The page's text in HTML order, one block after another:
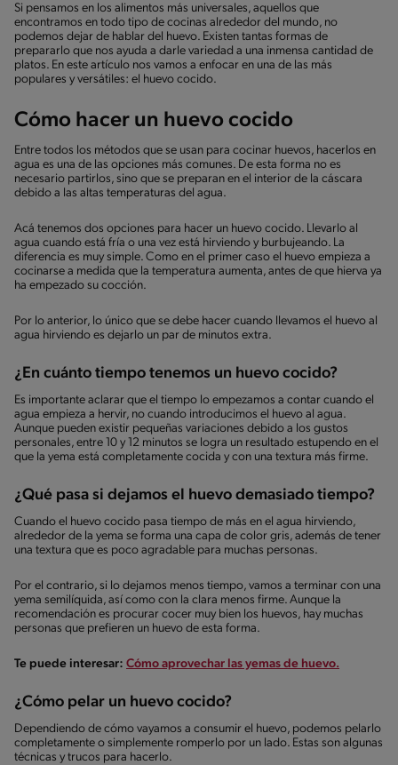
Si pensamos en los alimentos más universales, aquellos que
encontramos en todo tipo de cocinas alrededor del mundo, no
podemos dejar de hablar del huevo. Existen tantas formas de
prepararlo que nos ayuda a darle variedad a una inmensa cantidad de
platos. En este artículo nos vamos a enfocar en una de las más
populares y versátiles: el huevo cocido.
Cómo hacer un huevo cocido
Entre todos los métodos que se usan para cocinar huevos, hacerlos en
agua es una de las opciones más comunes. De esta forma no es
necesario partirlos, sino que se preparan en el interior de la cáscara
debido a las altas temperaturas del agua.
Acá tenemos dos opciones para hacer un huevo cocido. Llevarlo al
agua cuando está fría o una vez está hirviendo y burbujeando. La
diferencia es muy simple. Como en el primer caso el huevo empieza a
cocinarse a medida que la temperatura aumenta, antes de que hierva ya
ha empezado su cocción.
Por lo anterior, lo único que se debe hacer cuando llevamos el huevo al
agua hirviendo es dejarlo un par de minutos extra.
¿En cuánto tiempo tenemos un huevo cocido?
Es importante aclarar que el tiempo lo empezamos a contar cuando el
agua empieza a hervir, no cuando introducimos el huevo al agua.
Aunque pueden existir pequeñas variaciones debido a los gustos
personales, entre 10 y 12 minutos se logra un resultado estupendo en el
que la yema está completamente cocida y con una textura más firme.
¿Qué pasa si dejamos el huevo demasiado tiempo?
Cuando el huevo cocido pasa tiempo de más en el agua hirviendo,
alrededor de la yema se forma una capa de color gris, además de tener
una textura que es poco agradable para muchas personas.
Por el contrario, si lo dejamos menos tiempo, vamos a terminar con una
yema semilíquida, así como con la clara menos firme. Aunque la
recomendación es procurar cocer muy bien los huevos, hay muchas
personas que prefieren un huevo de esta forma.
Te puede interesar: Cómo aprovechar las yemas de huevo.
¿Cómo pelar un huevo cocido?
Dependiendo de cómo vayamos a consumir el huevo, podemos pelarlo
completamente o simplemente romperlo por un lado. Estas son algunas
técnicas y trucos para hacerlo.